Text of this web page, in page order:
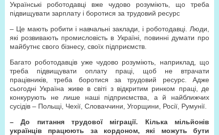
Українські роботодавці вже чудово розуміють, що треба
підвищувати зарплату і боротися за трудовий ресурс
– Це мають робити і навчальні заклади, і роботодавці. Люди,
які розвивають промисловість в Україні, повинні думати про
майбутнє свого бізнесу, своїх підприємств.
Багато роботодавців уже чудово розуміють, наприклад, що
треба підвищувати оплату праці, щоб не втрачати
працівників, треба боротися за трудовий ресурс. Адже
сьогодні Україна живе в світі з відкритим ринком праці, де
конкурують не лише наші підприємства, а й найближчих
сусідів – Польщі, Чехії, Словаччини, Угорщини, Росії, Румунії.
– До питання трудової міграції. Кілька мільйонів
українців працюють за кордоном, які можуть бути